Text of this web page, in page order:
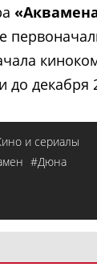
до декабря
и сериалы
#Дюна